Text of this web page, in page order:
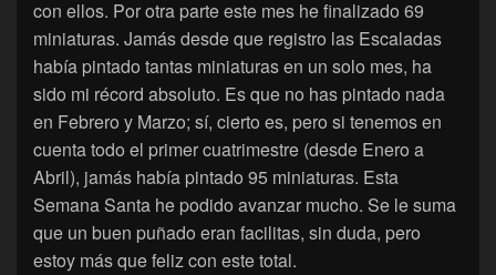
con ellos. Por otra parte este mes he finalizado 69
miniaturas. Jamás desde que registro las Escaladas
había pintado tantas miniaturas en un solo mes, ha
sido mi récord absoluto. Es que no has pintado nada
en Febrero y Marzo; sí, cierto es, pero si tenemos en
cuenta todo el primer cuatrimestre (desde Enero a
Abril), jamás había pintado 95 miniaturas. Esta
Semana Santa he podido avanzar mucho. Se le suma
que un buen puñado eran facilitas, sin duda, pero
estoy más que feliz con este total.